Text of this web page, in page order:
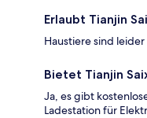
Erlaubt Tianjin
Haustiere sind
Bietet Tianjin
Ja, es gibt
Ladestation für